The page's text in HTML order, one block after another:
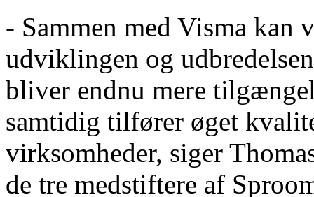
- Sammen med Visma kan
udviklingen og
bliver endnu mere
samtidig tilfører øget
virksomheder, siger
de tre medstiftere af